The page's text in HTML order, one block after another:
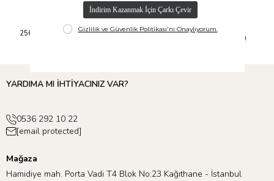
Güvenli Alışveriş
256Bit SSL Sertifikası ile Alışverişte
Kolay İade
14 Gün İçerisinde İade İmkanı!
YARDIMA MI İHTİYACINIZ VAR?
0536 292 10 22
[email protected]
Mağaza
Hamidiye mah. Porta Vadi T4 Blok No:23 Kağıthane - İstanbul